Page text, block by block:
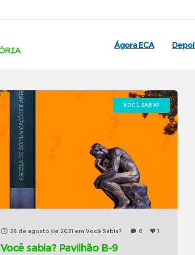
Ágora ECA
VOCÊ SABIA?
26 de agosto de 2021 em Você Sabia? 0 1
Você sabia? Pavilhão B-9